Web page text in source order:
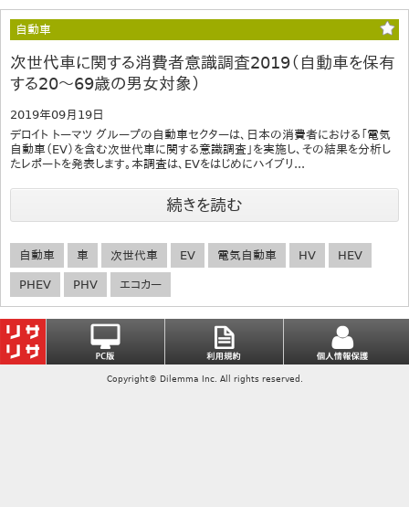
自動車
次世代車に関する消費者意識調査2019（自動車を保有
する20～69歳の男女対象）
2019年09月19日
デロイト トーマツ グループの自動車セクターは、日本の消費者における「電気
自動車（EV）を含む次世代車に関する意識調査」を実施し、その結果を分析し
たレポートを発表します。本調査は、EVをはじめにハイブリ...
続きを読む
自動車 車 次世代車 EV 電気自動車 HV HEV
PHEV PHV エコカー
Copyright© Dilemma Inc. All rights reserved.